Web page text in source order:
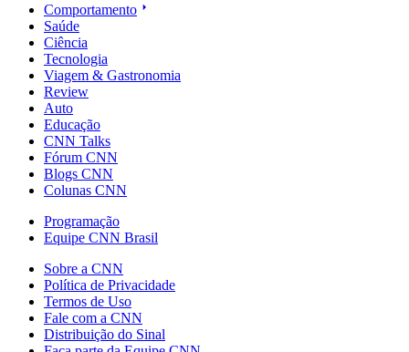
Comportamento
Saúde
Ciência
Tecnologia
Viagem & Gastronomia
Review
Auto
Educação
CNN Talks
Fórum CNN
Blogs CNN
Colunas CNN
Programação
Equipe CNN Brasil
Sobre a CNN
Política de Privacidade
Termos de Uso
Fale com a CNN
Distribuição do Sinal